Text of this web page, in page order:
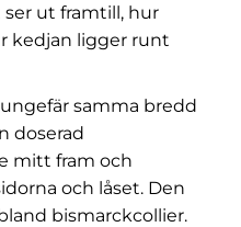
ut framtill, hur
kedjan ligger runt
samma bredd
doserad
mitt fram och
och låset. Den
bismarckcollier.